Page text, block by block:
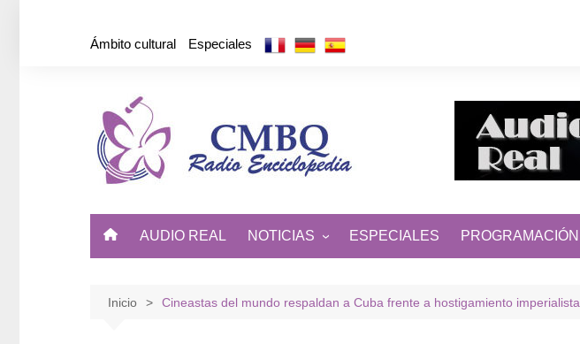
Ámbito cultural Especiales
AUDIO REAL NOTICIAS
DE CUBA Y EL MUNDO
ESPECIALES PROGRAMACIÓN
Inicio Cineastas del mundo respaldan a Cuba frente a hostigamiento imperialista